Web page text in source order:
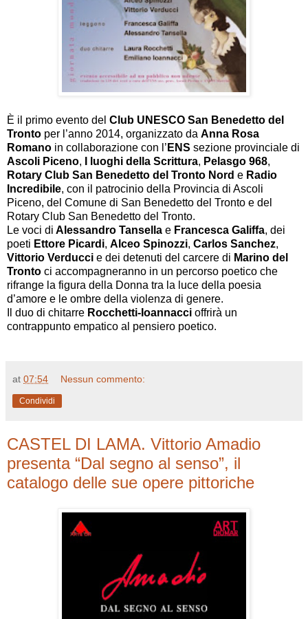
È il primo evento del Club UNESCO San Benedetto del
Tronto per l’anno 2014, organizzato da Anna Rosa
Romano in collaborazione con l’ ENS sezione provinciale di
Ascoli Piceno, I luoghi della Scrittura, Pelasgo 968,
Rotary Club San Benedetto del Tronto Nord e Radio
Incredibile, con il patrocinio della Provincia di Ascoli
Piceno, del Comune di San Benedetto del Tronto e del
Rotary Club San Benedetto del Tronto.
Le voci di Alessandro Tansella e Francesca Galiffa, dei
poeti Ettore Picardi, Alceo Spinozzi, Carlos Sanchez,
Vittorio Verducci e dei detenuti del carcere di Marino del
Tronto ci accompagneranno in un percorso poetico che
rifrange la figura della Donna tra la luce della poesia
d’amore e le ombre della violenza di genere.
Il duo di chitarre Rocchetti-Ioannacci offrirà un
contrappunto empatico al pensiero poetico.
at 07:54 Nessun commento:
Condividi
CASTEL DI LAMA. Vittorio Amadio
presenta “Dal segno al senso”, il
catalogo delle sue opere pittoriche